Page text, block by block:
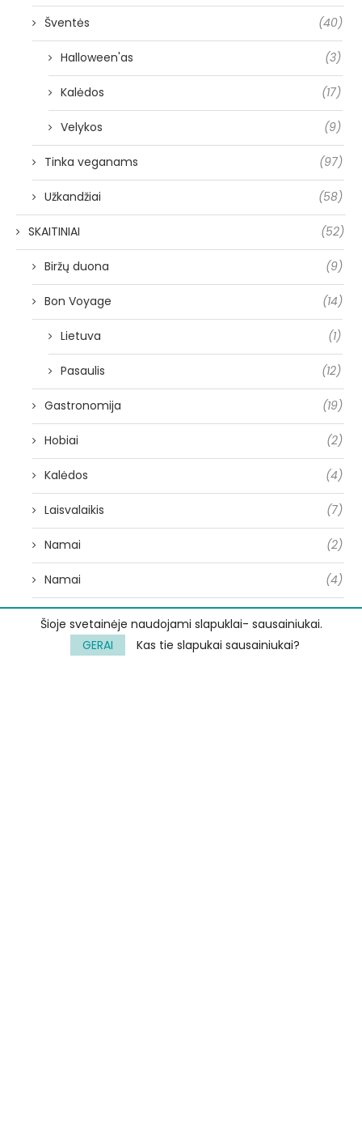
Šventės (40)
Halloween'as (3)
Kalėdos (17)
Velykos (9)
Tinka veganams (97)
Užkandžiai (58)
SKAITINIAI (52)
Biržų duona (9)
Bon Voyage (14)
Lietuva (1)
Pasaulis (12)
Gastronomija (19)
Hobiai (2)
Kalėdos (4)
Laisvalaikis (7)
Namai (2)
Namai (4)
Neradę sau vietos (2)
Pasidaryk pats
Šioje svetainėje naudojami slapuklai- sausainiukai.
GERAI
Kas tie slapukai sausainiukai?